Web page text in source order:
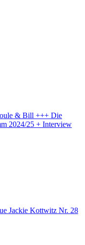
& Bill +++ Die
2024/25 + Interview
Jackie Kottwitz Nr. 28